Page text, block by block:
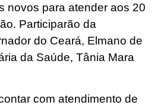
novos para atender aos 20
Participarão da
do Ceará, Elmano de
da Saúde, Tânia Mara
com atendimento de